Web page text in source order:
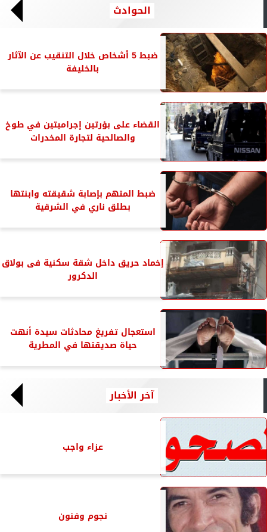
الحوادث
ضبط 5 أشخاص خلال التنقيب عن الآثار
بالخليفة
القضاء على بؤرتين إجراميتين في طوخ
والصالحية لتجارة المخدرات
ضبط المتهم بإصابة شقيقته وابنتها
بطلق ناري في الشرقية
إخماد حريق داخل شقة سكنية فى بولاق
الدكرور
استعجال تفريغ محادثات سيدة أنهت
حياة صديقتها في المطرية
آخر الأخبار
عزاء واجب
نجوم وفنون